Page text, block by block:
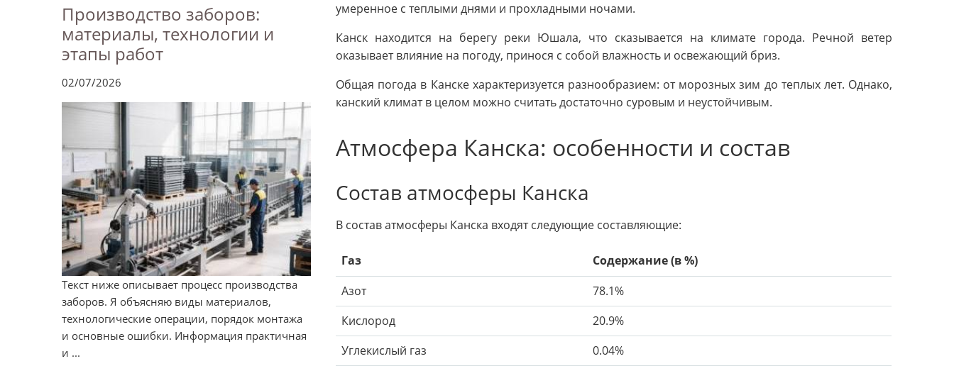
Производство заборов:
материалы, технологии и
этапы работ
02/07/2026
Текст ниже описывает процесс производства
заборов. Я объясняю виды материалов,
технологические операции, порядок монтажа
и основные ошибки. Информация практичная
и ...
умеренное с теплыми днями и прохладными ночами.
Канск находится на берегу реки Юшала, что сказывается на климате города. Речной ветер
оказывает влияние на погоду, принося с собой влажность и освежающий бриз.
Общая погода в Канске характеризуется разнообразием: от морозных зим до теплых лет. Однако,
канский климат в целом можно считать достаточно суровым и неустойчивым.
Атмосфера Канска: особенности и состав
Состав атмосферы Канска
В состав атмосферы Канска входят следующие составляющие:
Газ
Содержание (в %)
Азот
78.1%
Кислород
20.9%
Углекислый газ
0.04%